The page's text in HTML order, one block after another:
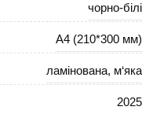
чорно-білі
А4 (210*300 мм)
ламінована, м‘яка
2025